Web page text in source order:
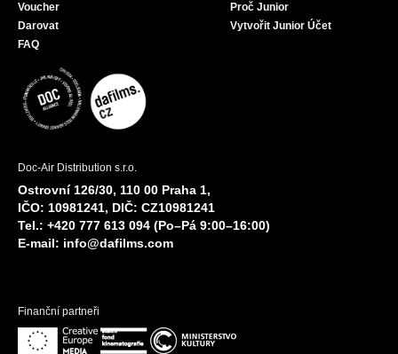
Voucher
Darovat
FAQ
Proč Junior
Vytvořit Junior Účet
Doc-Air Distribution s.r.o.
Ostrovní 126/30, 110 00 Praha 1,
IČO: 10981241, DIČ: CZ10981241
Tel.: +420 777 613 094 (Po–Pá 9:00–16:00)
E-mail: info@dafilms.com
Finanční partneři